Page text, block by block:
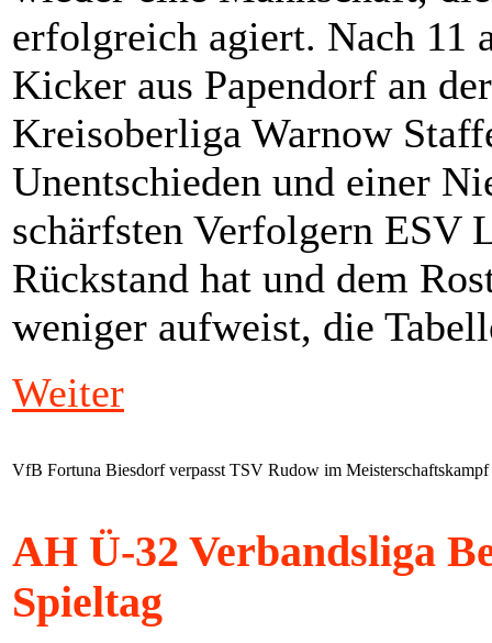
erfolgreich agiert. Nach 11
Kicker aus Papendorf an
Kreisoberliga Warnow
Unentschieden und einer
schärfsten Verfolgern ESV
Rückstand hat und dem
weniger aufweist, die
Weiter
VfB Fortuna Biesdorf verpasst TSV Rudow im
AH Ü-32 Verbandsliga
Spieltag